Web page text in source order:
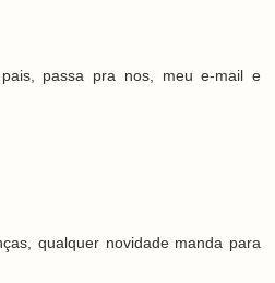
passa pra nos, meu e-mail e
qualquer novidade manda para